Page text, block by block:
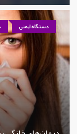
دستگاه ایمنی